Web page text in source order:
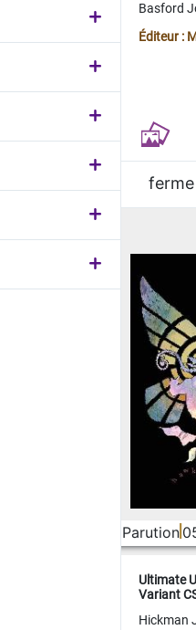
Basford
Éditeur :
ferme
Parution
Ultimate
Variant
Hickman